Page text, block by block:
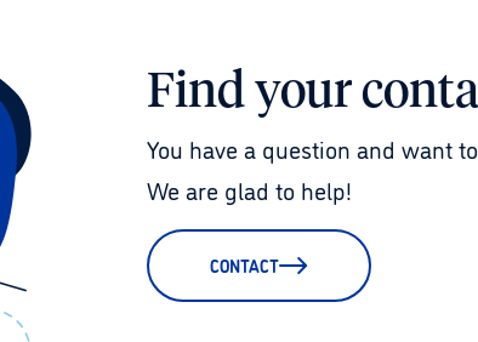
Find your
You have a question and want
We are glad to help!
CONTACT